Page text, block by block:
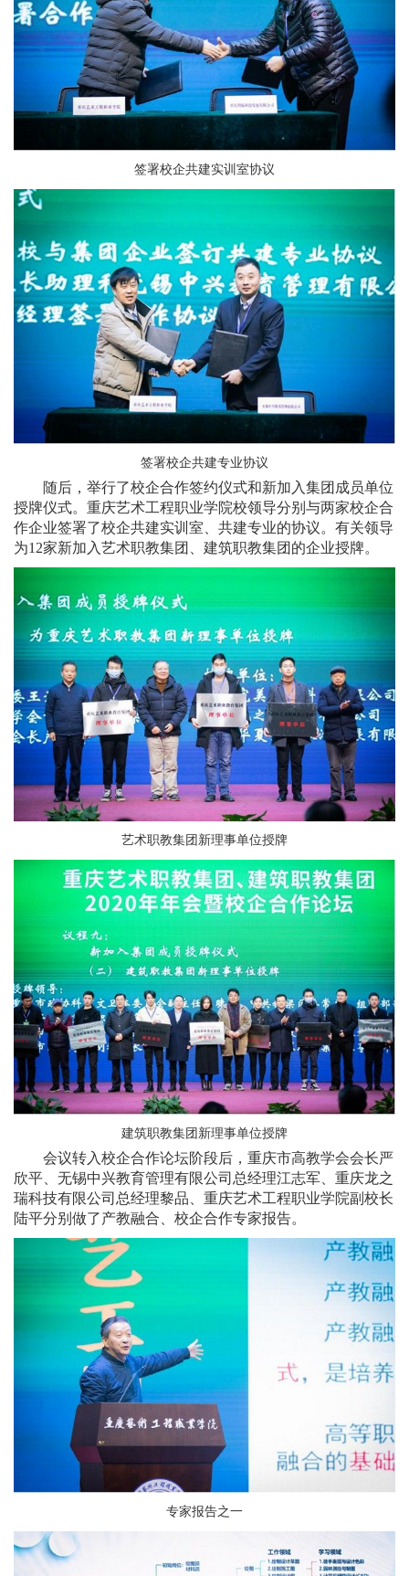
签署校企共建实训室协议
签署校企共建专业协议
随后，举行了校企合作签约仪式和新加入集团成员单位
授牌仪式。重庆艺术工程职业学院校领导分别与两家校企合
作企业签署了校企共建实训室、共建专业的协议。有关领导
为12家新加入艺术职教集团、建筑职教集团的企业授牌。
艺术职教集团新理事单位授牌
建筑职教集团新理事单位授牌
会议转入校企合作论坛阶段后，重庆市高教学会会长严
欣平、无锡中兴教育管理有限公司总经理江志军、重庆龙之
瑞科技有限公司总经理黎品、重庆艺术工程职业学院副校长
陆平分别做了产教融合、校企合作专家报告。
专家报告之一